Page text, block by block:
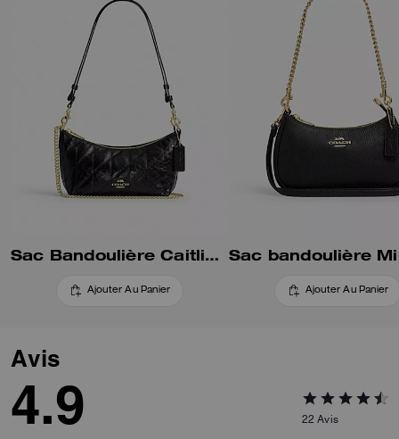
Sac Bandoulière Caitlin Matelassé
Ajouter Au Panier Ajouter Au Panier
Avis
4.9 22 Avis